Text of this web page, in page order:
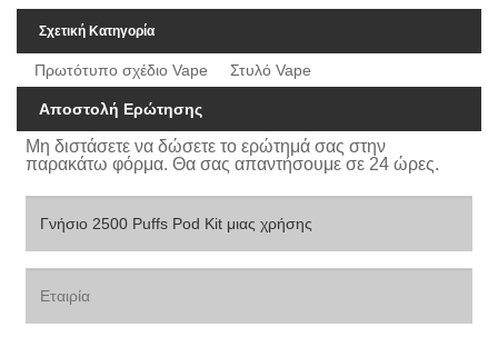
Σχετική Κατηγορία
Πρωτότυπο σχέδιο Vape Στυλό Vape
Αποστολή Ερώτησης
Μη διστάσετε να δώσετε το ερώτημά σας στην
παρακάτω φόρμα. Θα σας απαντήσουμε σε 24 ώρες.